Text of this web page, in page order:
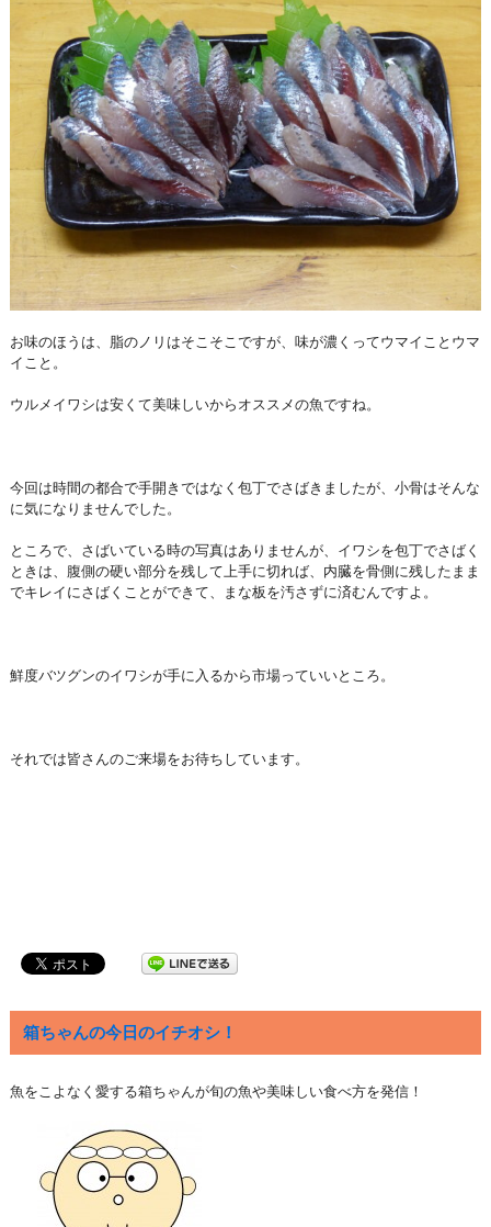
お味のほうは、脂のノリはそこそこですが、味が濃くってウマイことウマ
イこと。
ウルメイワシは安くて美味しいからオススメの魚ですね。
今回は時間の都合で手開きではなく包丁でさばきましたが、小骨はそんな
に気になりませんでした。
ところで、さばいている時の写真はありませんが、イワシを包丁でさばく
ときは、腹側の硬い部分を残して上手に切れば、内臓を骨側に残したまま
でキレイにさばくことができて、まな板を汚さずに済むんですよ。
鮮度バツグンのイワシが手に入るから市場っていいところ。
それでは皆さんのご来場をお待ちしています。
箱ちゃんの今日のイチオシ！
魚をこよなく愛する箱ちゃんが旬の魚や美味しい食べ方を発信！